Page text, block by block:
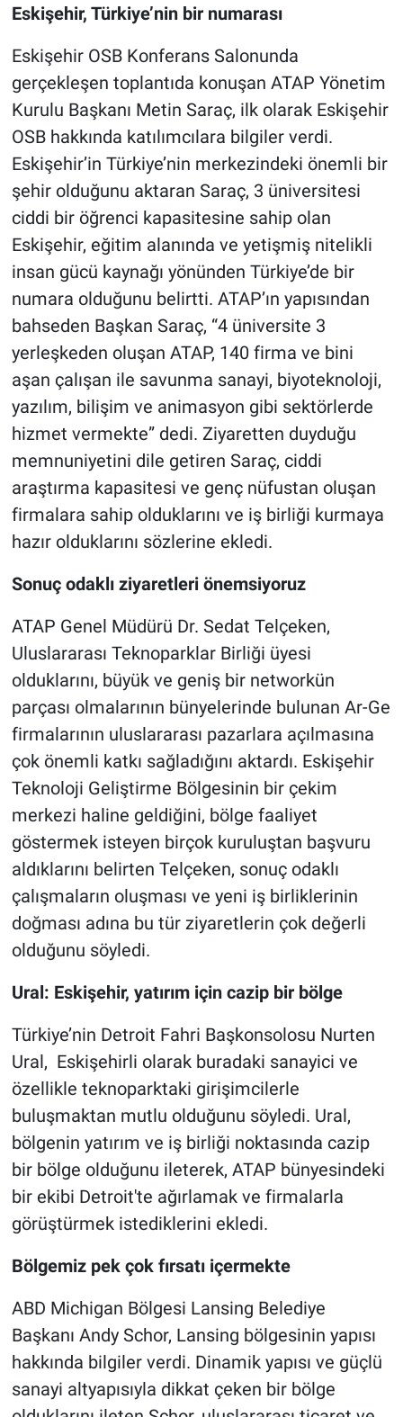
Eskişehir, Türkiye’nin bir numarası
Eskişehir OSB Konferans Salonunda
gerçekleşen toplantıda konuşan ATAP Yönetim
Kurulu Başkanı Metin Saraç, ilk olarak Eskişehir
OSB hakkında katılımcılara bilgiler verdi.
Eskişehir’in Türkiye’nin merkezindeki önemli bir
şehir olduğunu aktaran Saraç, 3 üniversitesi
ciddi bir öğrenci kapasitesine sahip olan
Eskişehir, eğitim alanında ve yetişmiş nitelikli
insan gücü kaynağı yönünden Türkiye’de bir
numara olduğunu belirtti. ATAP’ın yapısından
bahseden Başkan Saraç, “4 üniversite 3
yerleşkeden oluşan ATAP, 140 firma ve bini
aşan çalışan ile savunma sanayi, biyoteknoloji,
yazılım, bilişim ve animasyon gibi sektörlerde
hizmet vermekte” dedi. Ziyaretten duyduğu
memnuniyetini dile getiren Saraç, ciddi
araştırma kapasitesi ve genç nüfustan oluşan
firmalara sahip olduklarını ve iş birliği kurmaya
hazır olduklarını sözlerine ekledi.
Sonuç odaklı ziyaretleri önemsiyoruz
ATAP Genel Müdürü Dr. Sedat Telçeken,
Uluslararası Teknoparklar Birliği üyesi
olduklarını, büyük ve geniş bir networkün
parçası olmalarının bünyelerinde bulunan Ar-Ge
firmalarının uluslararası pazarlara açılmasına
çok önemli katkı sağladığını aktardı. Eskişehir
Teknoloji Geliştirme Bölgesinin bir çekim
merkezi haline geldiğini, bölge faaliyet
göstermek isteyen birçok kuruluştan başvuru
aldıklarını belirten Telçeken, sonuç odaklı
çalışmaların oluşması ve yeni iş birliklerinin
doğması adına bu tür ziyaretlerin çok değerli
olduğunu söyledi.
Ural: Eskişehir, yatırım için cazip bir bölge
Türkiye’nin Detroit Fahri Başkonsolosu Nurten
Ural, Eskişehirli olarak buradaki sanayici ve
özellikle teknoparktaki girişimcilerle
buluşmaktan mutlu olduğunu söyledi. Ural,
bölgenin yatırım ve iş birliği noktasında cazip
bir bölge olduğunu ileterek, ATAP bünyesindeki
bir ekibi Detroit'te ağırlamak ve firmalarla
görüştürmek istediklerini ekledi.
Bölgemiz pek çok fırsatı içermekte
ABD Michigan Bölgesi Lansing Belediye
Başkanı Andy Schor, Lansing bölgesinin yapısı
hakkında bilgiler verdi. Dinamik yapısı ve güçlü
sanayi altyapısıyla dikkat çeken bir bölge